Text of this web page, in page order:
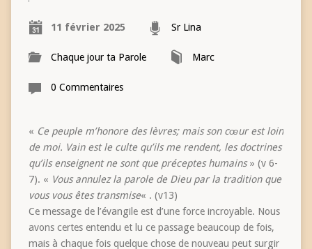
11 février 2025 Sr Lina
Chaque jour ta Parole Marc
0 Commentaires
« Ce peuple m’honore des lèvres; mais son cœur est loin
de moi. Vain est le culte qu’ils me rendent, les doctrines
qu’ils enseignent ne sont que préceptes humains» (v 6-
7). « Vous annulez la parole de Dieu par la tradition que
vous vous êtes transmise« . (v13)
Ce message de l’évangile est d’une force incroyable. Nous
avons certes entendu et lu ce passage beaucoup de fois,
mais à chaque fois quelque chose de nouveau peut surgir